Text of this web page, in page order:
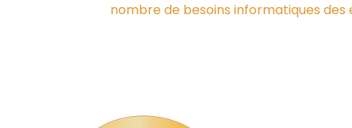
nombre de besoins informatiques